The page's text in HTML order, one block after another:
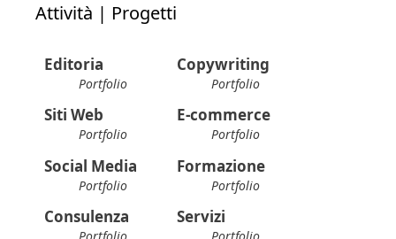
Attività | Progetti
Editoria
Portfolio
Copywriting
Portfolio
Siti Web
Portfolio
E-commerce
Portfolio
Social Media
Portfolio
Formazione
Portfolio
Consulenza
Portfolio
Servizi
Portfolio